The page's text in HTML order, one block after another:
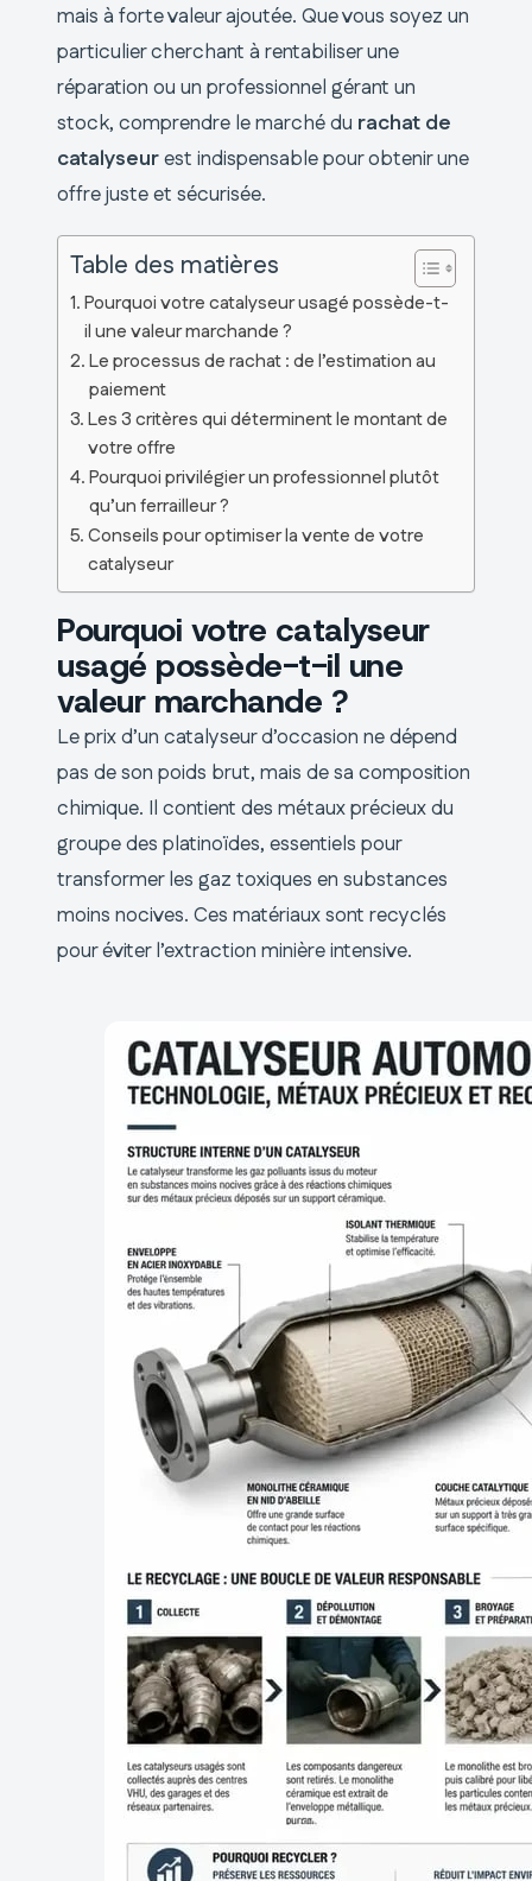
mais à forte valeur ajoutée. Que vous soyez un
particulier cherchant à rentabiliser une
réparation ou un professionnel gérant un
stock, comprendre le marché du rachat de
catalyseurest indispensable pour obtenir une
offre juste et sécurisée.
Table des matières
Pourquoi votre catalyseur usagé possède-t-
il une valeur marchande ?
Le processus de rachat : de l’estimation au
paiement
Les 3 critères qui déterminent le montant de
votre offre
Pourquoi privilégier un professionnel plutôt
qu’un ferrailleur ?
Conseils pour optimiser la vente de votre
catalyseur
Pourquoi votre catalyseur
usagé possède-t-il une
valeur marchande ?
Le prix d’un catalyseur d’occasion ne dépend
pas de son poids brut, mais de sa composition
chimique. Il contient des métaux précieux du
groupe des platinoïdes, essentiels pour
transformer les gaz toxiques en substances
moins nocives. Ces matériaux sont recyclés
pour éviter l’extraction minière intensive.